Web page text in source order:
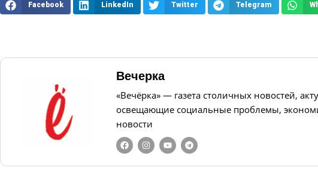
Facebook LinkedIn Twitter Telegram
Вечерка
«Вечёрка» — газета столичных новостей,
освещающие социальные проблемы,
новости